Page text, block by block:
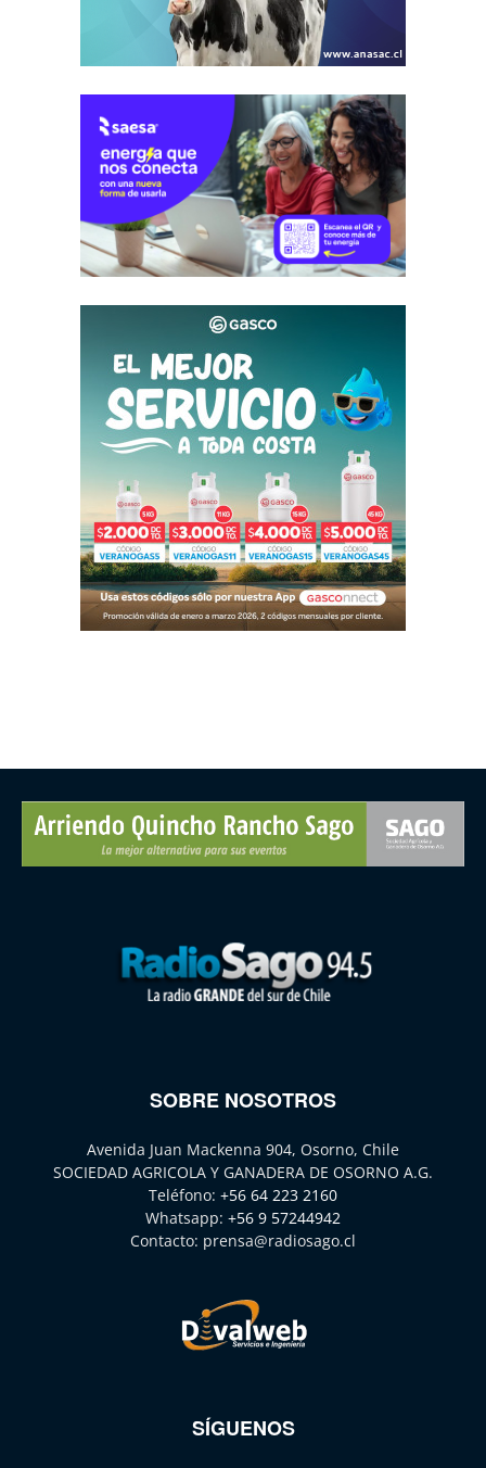
SOBRE NOSOTROS
Avenida Juan Mackenna 904, Osorno, Chile
SOCIEDAD AGRICOLA Y GANADERA DE OSORNO A.G.
Teléfono: +56 64 223 2160
Whatsapp: +56 9 57244942
Contacto: prensa@radiosago.cl
SÍGUENOS